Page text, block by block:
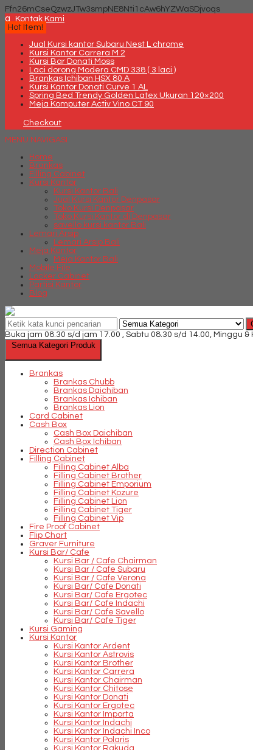
Ffn26mCseQzwzJTw3smpNE8Nti1cAw6hYZWaSDjvoqs
q
Kontak Kami
Hot Item!
Jual Kursi kantor Subaru Nest L chrome
Kursi Kantor Carrera M 2
Kursi Bar Donati Moss
Laci dorong Modera CMD 338 ( 3 laci )
Brankas Ichiban HSX 80 A
Kursi Kantor Donati Curve 1 AL
Spring Bed Trendy Golden Latex Ukuran 120×200
Meja Komputer Activ Vino CT 90
Checkout
MENU NAVIGASI
Home
Brankas
Filling Cabinet
Kursi Kantor
Kursi Kantor Bali
Jual Kursi Kantor Denpasar
Toko Kursi Denpasar
Toko Kursi Kantor di Denpasar
savello kursi kantor Bali
Lemari Arsip
Lemari Arsip Bali
Meja Kantor
Meja Kantor Bali
Mobile File
Locker Cabinet
Partisi Kantor
Blog
Buka jam 08.30 s/d jam 17.00 , Sabtu 08.30 s/d 14.00, Minggu &
Semua Kategori Produk
Brankas
Brankas Chubb
Brankas Daichiban
Brankas Ichiban
Brankas Lion
Card Cabinet
Cash Box
Cash Box Daichiban
Cash Box Ichiban
Direction Cabinet
Filling Cabinet
Filling Cabinet Alba
Filling Cabinet Brother
Filling Cabinet Emporium
Filling Cabinet Kozure
Filling Cabinet Lion
Filling Cabinet Tiger
Filling Cabinet Vip
Fire Proof Cabinet
Flip Chart
Graver Furniture
Kursi Bar/ Cafe
Kursi Bar / Cafe Chairman
Kursi Bar / Cafe Subaru
Kursi Bar / Cafe Verona
Kursi Bar/ Cafe Donati
Kursi Bar/ Cafe Ergotec
Kursi Bar/ Cafe Indachi
Kursi Bar/ Cafe Savello
Kursi Bar/ Cafe Tiger
Kursi Gaming
Kursi Kantor
Kursi Kantor Ardent
Kursi Kantor Astrovis
Kursi Kantor Brother
Kursi Kantor Carrera
Kursi Kantor Chairman
Kursi Kantor Chitose
Kursi Kantor Donati
Kursi Kantor Ergotec
Kursi Kantor Importa
Kursi Kantor Indachi
Kursi Kantor Indachi Inco
Kursi Kantor Polaris
Kursi Kantor Rakuda